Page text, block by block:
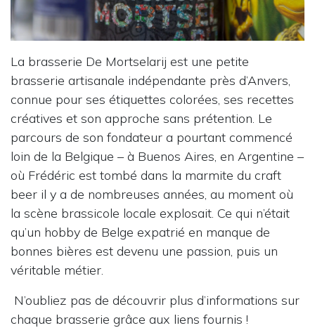
La brasserie De Mortselarij est une petite
brasserie artisanale indépendante près d’Anvers,
connue pour ses étiquettes colorées, ses recettes
créatives et son approche sans prétention. Le
parcours de son fondateur a pourtant commencé
loin de la Belgique – à Buenos Aires, en Argentine –
où Frédéric est tombé dans la marmite du craft
beer il y a de nombreuses années, au moment où
la scène brassicole locale explosait. Ce qui n’était
qu’un hobby de Belge expatrié en manque de
bonnes bières est devenu une passion, puis un
véritable métier.
N’oubliez pas de découvrir plus d’informations sur
chaque brasserie grâce aux liens fournis !